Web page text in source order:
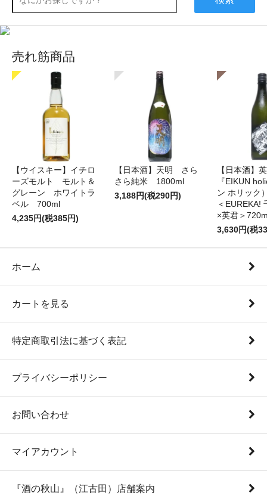
売れ筋商品
【ウイスキー】イチロ
ーズモルト モルト＆
グレーン ホワイトラ
ベル 700ml
4,235円(税385円)
【日本酒】天明 さら
さら純米 1800ml
3,188円(税290円)
【日本酒】
『EIKUN
ン ホリッ
＜EUREKA!
×英君＞
3,630円(税
ホーム
カートを見る
特定商取引法に基づく表記
プライバシーポリシー
お問い合わせ
マイアカウント
『酒の秋山』（江古田）店舗案内